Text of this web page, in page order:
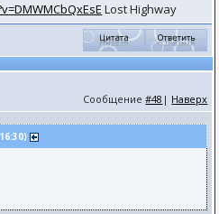
Lost Highway
Сообщение#48 | Наверх